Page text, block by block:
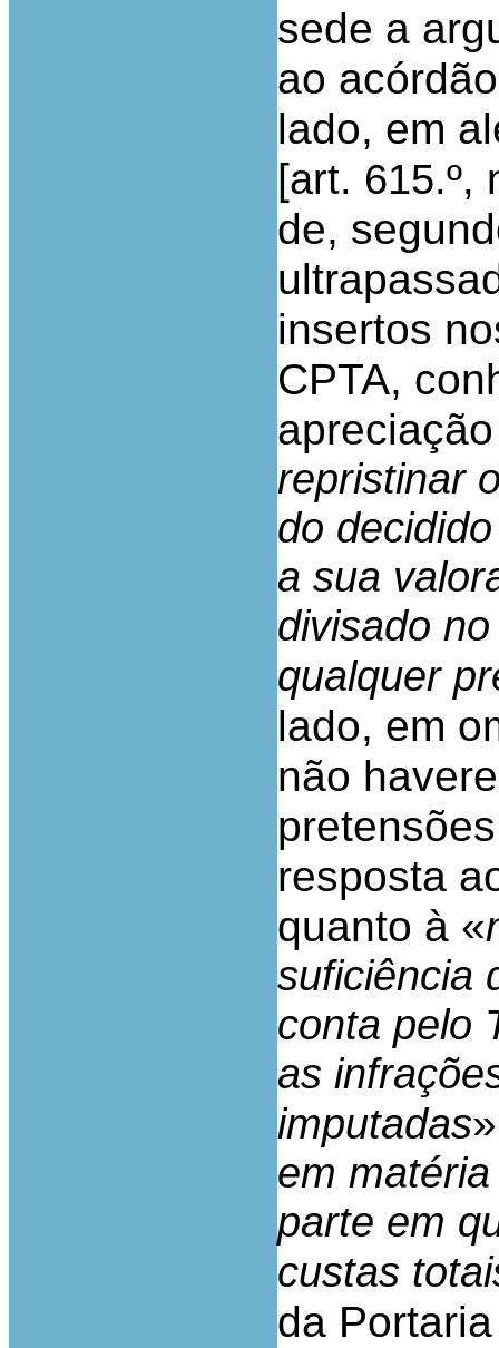
sede a
ao
lado, em
[art. 615.º,
de,
insertos
CPTA,
repristinar
do
a sua
divisado
qualquer
lado, em
não
resposta
quanto à «
suficiência
conta pelo
as
imputadas
em
parte em
custas
da